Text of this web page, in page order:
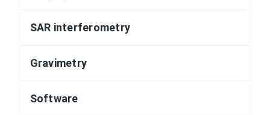
SAR interferometry
Gravimetry
Software